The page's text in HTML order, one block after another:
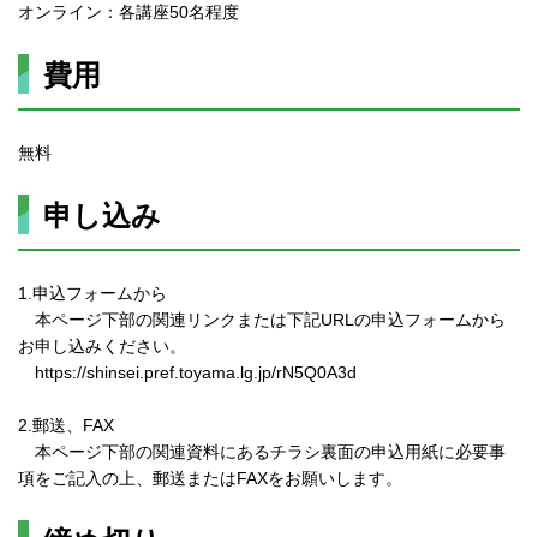
オンライン：各講座50名程度
費用
無料
申し込み
1.申込フォームから
本ページ下部の関連リンクまたは下記URLの申込フォームから
お申し込みください。
https://shinsei.pref.toyama.lg.jp/rN5Q0A3d
2.郵送、FAX
本ページ下部の関連資料にあるチラシ裏面の申込用紙に必要事
項をご記入の上、郵送またはFAXをお願いします。